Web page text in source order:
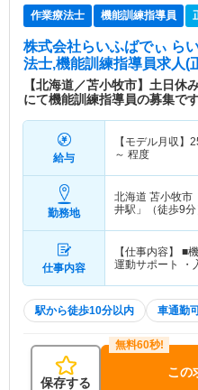
作業療法士 機能訓練指導員
株式会社らいふばでぃ ら
法士,機能訓練指導員求人(
【北海道／苫小牧市】土日
にて機能訓練指導員の募集で
給与
【モデル月収】
～ 程度
勤務地
北海道 苫小牧市
井駅」（徒歩9分
仕事内容
【仕事内容】 ■
運動サポート
駅から徒歩10分以内 車通勤
保存する
この